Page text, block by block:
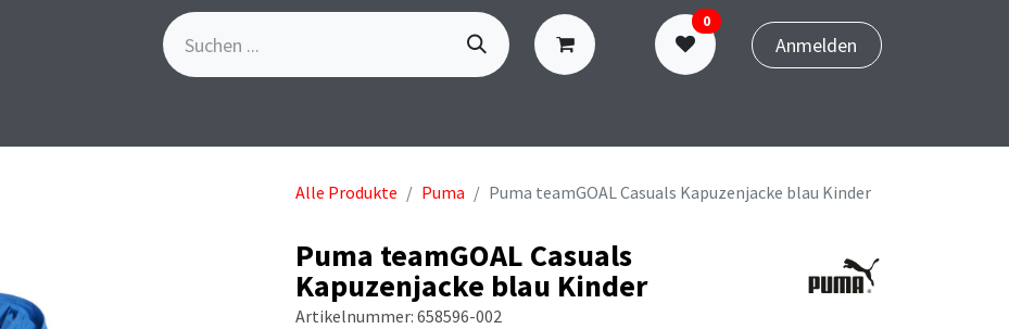
0
Anmelden
Alle Produkte Puma Puma teamGOAL Casuals Kapuzenjacke blau Kinder
Puma teamGOAL Casuals
Kapuzenjacke blau Kinder
Artikelnummer: 658596-002